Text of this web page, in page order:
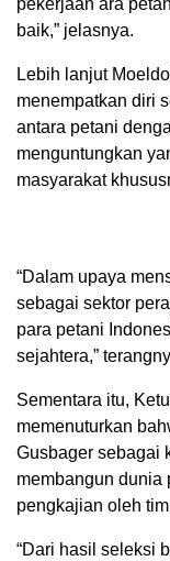
pekerjaan ara
baik,” jelasnya.
Lebih lanjut
menempatkan diri
antara petani
menguntungkan
masyarakat
“Dalam upaya
sebagai sektor
para petani
sejahtera,”
Sementara itu,
memenuturkan
Gusbager sebagai
membangun dunia
pengkajian oleh
“Dari hasil seleksi